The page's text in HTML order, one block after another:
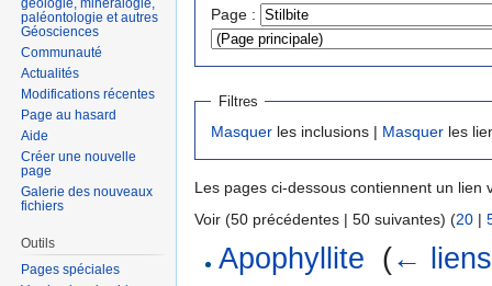
Page :
Filtres
Masquer les inclusions | Masquer les
Les pages ci-dessous contiennent un lien
Voir (50 précédentes | 50 suivantes) (20 |
Apophyllite (← liens
paléontologie et autres
Géosciences
Communauté
Actualités
Modifications récentes
Page au hasard
Aide
Créer une nouvelle
page
Galerie des nouveaux
fichiers
Outils
Pages spéciales